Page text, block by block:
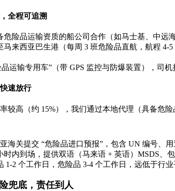
全程可追溯
危险品运输资质的船公司合作（如马士基、中远
马来西亚巴生港（每周 3 班危险品直航，航程
品运输专用车”（带 GPS 监控与防爆装置），司
速放行
较高（约 15%），我们通过本地代理（具备危险
海关提交 “危险品进口预报”，包含 UN 编号、
时内到场，提供双语（马来语 + 英语）MSDS、
1-2 个工作日，危险品 3-4 个工作日，远低于行业
兜底，责任到人